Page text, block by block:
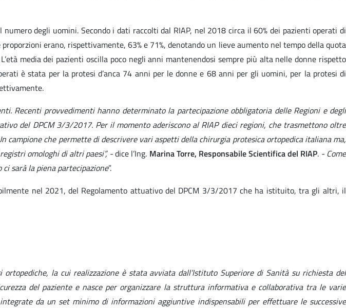
degli uomini. Secondo i dati raccolti dal RIAP, nel 2018 circa il 60% dei pazienti operati di
erano, rispettivamente, 63% e 71%, denotando un lieve aumento nel tempo della quota
media dei pazienti oscilla poco negli anni mantenendosi sempre più alta nelle donne rispetto
è stata per la protesi d’anca 74 anni per le donne e 68 anni per gli uomini, per la protesi di
Recenti provvedimenti hanno determinato la partecipazione obbligatoria delle Regioni e degli
del DPCM 3/3/2017. Per il momento aderiscono al RIAP dieci regioni, che trasmettono oltre
che permette di descrivere vari aspetti della chirurgia protesica ortopedica italiana ma,
omologhi di altri paesi”, -dice l’Ing. Marina Torre, Responsabile Scientifica del RIAP.- Come
sarà la piena partecipazione”.
nel 2021, del Regolamento attuativo del DPCM 3/3/2017 che ha istituito, tra gli altri, il
la cui realizzazione è stata avviata dall’Istituto Superiore di Sanità su richiesta del
del paziente e nasce per organizzare la struttura informativa e collaborativa tra le varie
da un set minimo di informazioni aggiuntive indispensabili per effettuare le successive